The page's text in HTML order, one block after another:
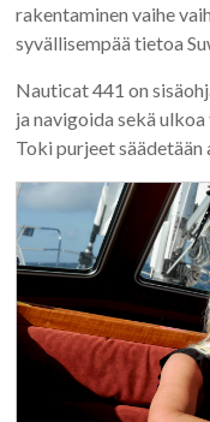
rakentaminen vaihe
syvällisempää tietoa
Nauticat 441 on
ja navigoida sekä
Toki purjeet säädetään